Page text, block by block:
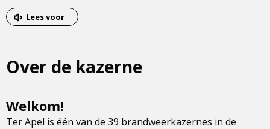
menu:
van
het
Lees voor
Over de kazerne
Welkom!
Ter Apel is één van de 39 brandweerkazernes in de